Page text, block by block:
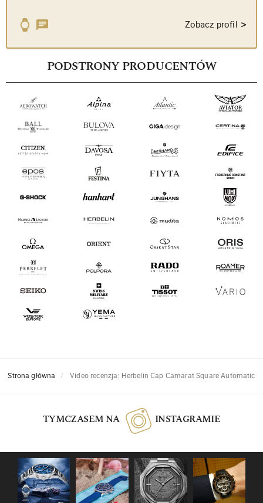
Zobacz profil >
PODSTRONY PRODUCENTÓW
Strona główna Video recenzja: Herbelin Cap Camarat Square Automatic
TYMCZASEM NA INSTAGRAMIE